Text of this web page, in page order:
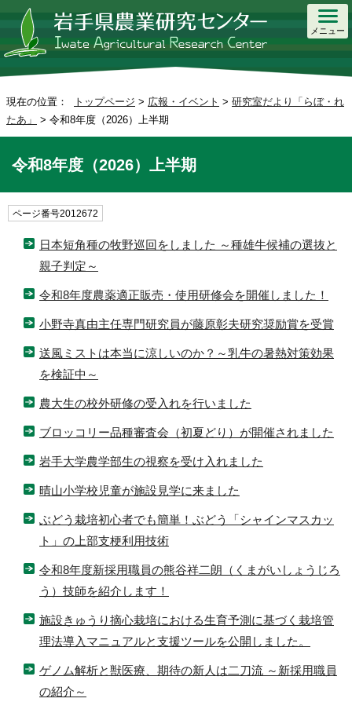
メニュー
現在の位置： トップページ > 広報・イベント > 研究室だより「らぼ・れ
たあ」
> 令和8年度（2026）上半期
令和8年度（2026）上半期
ページ番号2012672
日本短角種の牧野巡回をしました ～種雄牛候補の選抜と
親子判定～
令和8年度農薬適正販売・使用研修会を開催しました！
小野寺真由主任専門研究員が藤原彰夫研究奨励賞を受賞
送風ミストは本当に涼しいのか？～乳牛の暑熱対策効果
を検証中～
農大生の校外研修の受入れを行いました
ブロッコリー品種審査会（初夏どり）が開催されました
岩手大学農学部生の視察を受け入れました
晴山小学校児童が施設見学に来ました
ぶどう栽培初心者でも簡単！ぶどう「シャインマスカッ
ト」の上部支梗利用技術
令和8年度新採用職員の熊谷祥二朗（くまがいしょうじろ
う）技師を紹介します！
施設きゅうり摘心栽培における生育予測に基づく栽培管
理法導入マニュアルと支援ツールを公開しました。
ゲノム解析と獣医療、期待の新人は二刀流 ～新採用職員
の紹介～